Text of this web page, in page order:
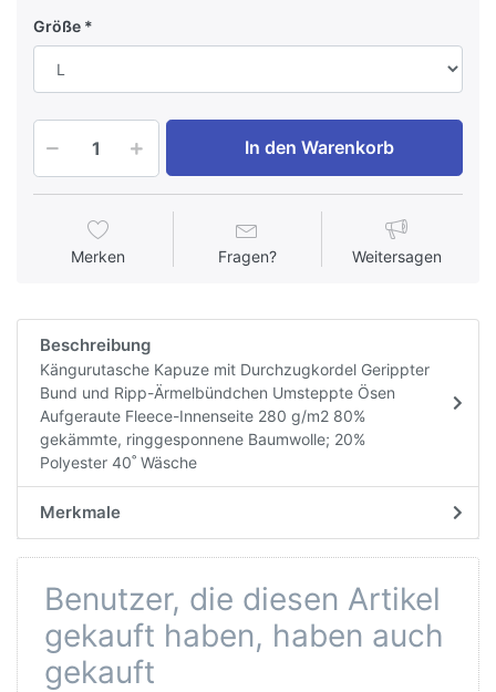
Größe
In den Warenkorb
Merken Fragen? Weitersagen
Beschreibung
Kängurutasche Kapuze mit Durchzugkordel Gerippter
Bund und Ripp-Ärmelbündchen Umsteppte Ösen
Aufgeraute Fleece-Innenseite 280 g/m2 80%
gekämmte, ringgesponnene Baumwolle; 20%
Polyester 40˚ Wäsche
Merkmale
Benutzer, die diesen Artikel
gekauft haben, haben auch
gekauft